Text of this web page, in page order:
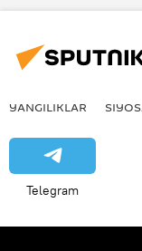
YANGILIKLAR
Telegram